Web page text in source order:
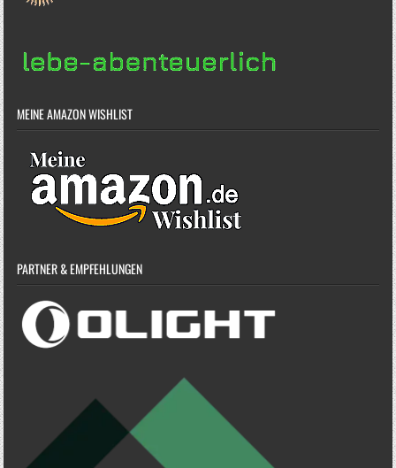
MEINE AMAZON WISHLIST
PARTNER & EMPFEHLUNGEN